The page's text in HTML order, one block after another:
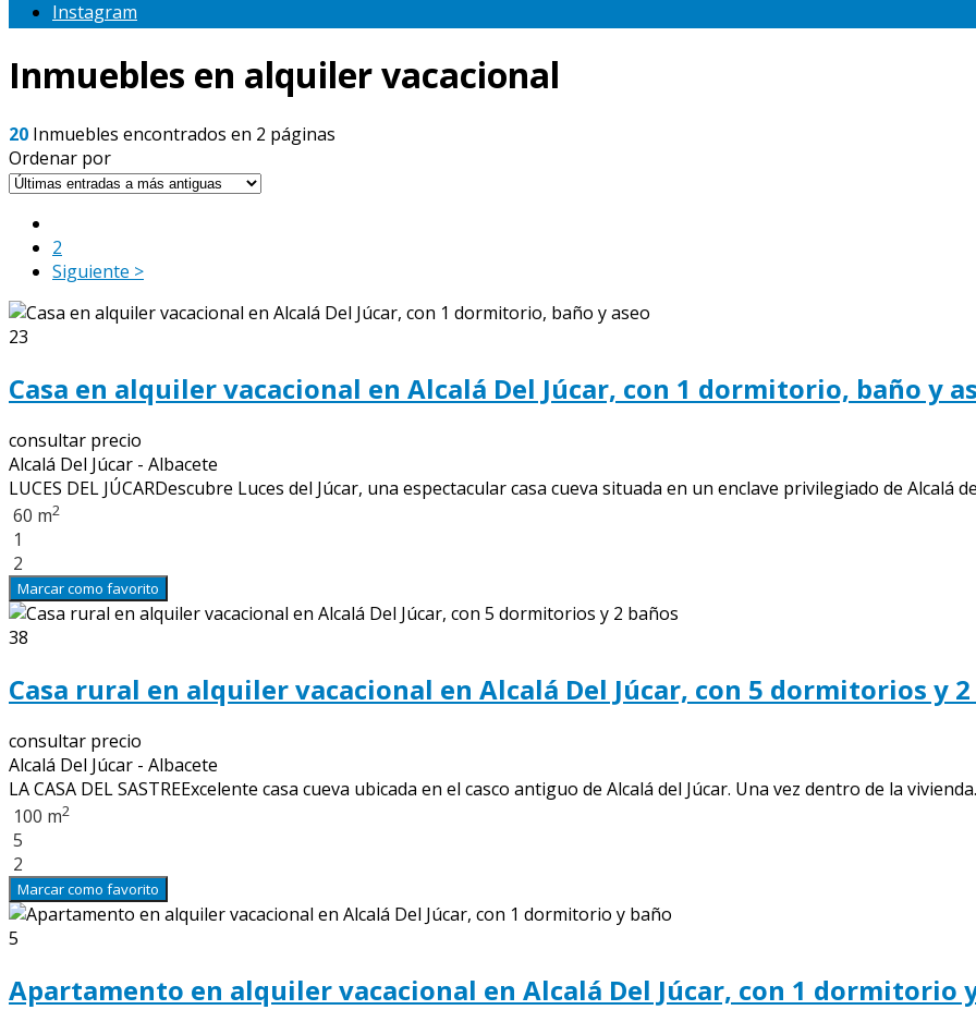
Instagram
Inmuebles en alquiler vacacional
20 Inmuebles encontrados en 2 páginas
Ordenar por
2
Siguiente >
23
Casa en alquiler vacacional en Alcalá Del Júcar, con 1 dormitorio, baño y
consultar precio
Alcalá Del Júcar - Albacete
LUCES DEL JÚCARDescubre Luces del Júcar, una espectacular casa cueva situada en un enclave privilegiado de Alcalá
60 m2
1
2
Marcar como favorito
38
Casa rural en alquiler vacacional en Alcalá Del Júcar, con 5 dormitorios y
consultar precio
Alcalá Del Júcar - Albacete
LA CASA DEL SASTREExcelente casa cueva ubicada en el casco antiguo de Alcalá del Júcar. Una vez dentro de la
100 m2
5
2
Marcar como favorito
5
Apartamento en alquiler vacacional en Alcalá Del Júcar, con 1 dormitorio